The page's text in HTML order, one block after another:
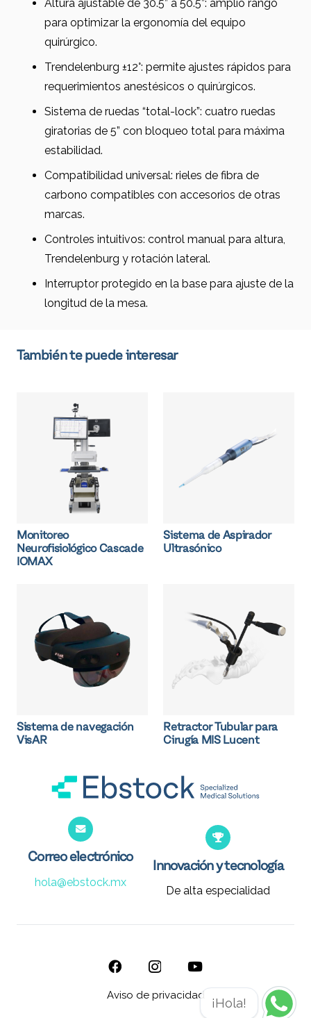
Altura ajustable de 30.5” a 50.5”: amplio rango
para optimizar la ergonomía del equipo
quirúrgico.
Trendelenburg ±12°: permite ajustes rápidos para
requerimientos anestésicos o quirúrgicos.
Sistema de ruedas “total-lock”: cuatro ruedas
giratorias de 5” con bloqueo total para máxima
estabilidad.
Compatibilidad universal: rieles de fibra de
carbono compatibles con accesorios de otras
marcas.
Controles intuitivos: control manual para altura,
Trendelenburg y rotación lateral.
Interruptor protegido en la base para ajuste de la
longitud de la mesa.
También te puede interesar
Monitoreo
Neurofisiológico Cascade
IOMAX
Sistema de Aspirador
Ultrasónico
Sistema de navegación
VisAR
Retractor Tubular para
Cirugía MIS Lucent
Correo electrónico
hola@ebstock.mx
Innovación y tecnología
De alta especialidad
Aviso de privacidad
¡Hola!